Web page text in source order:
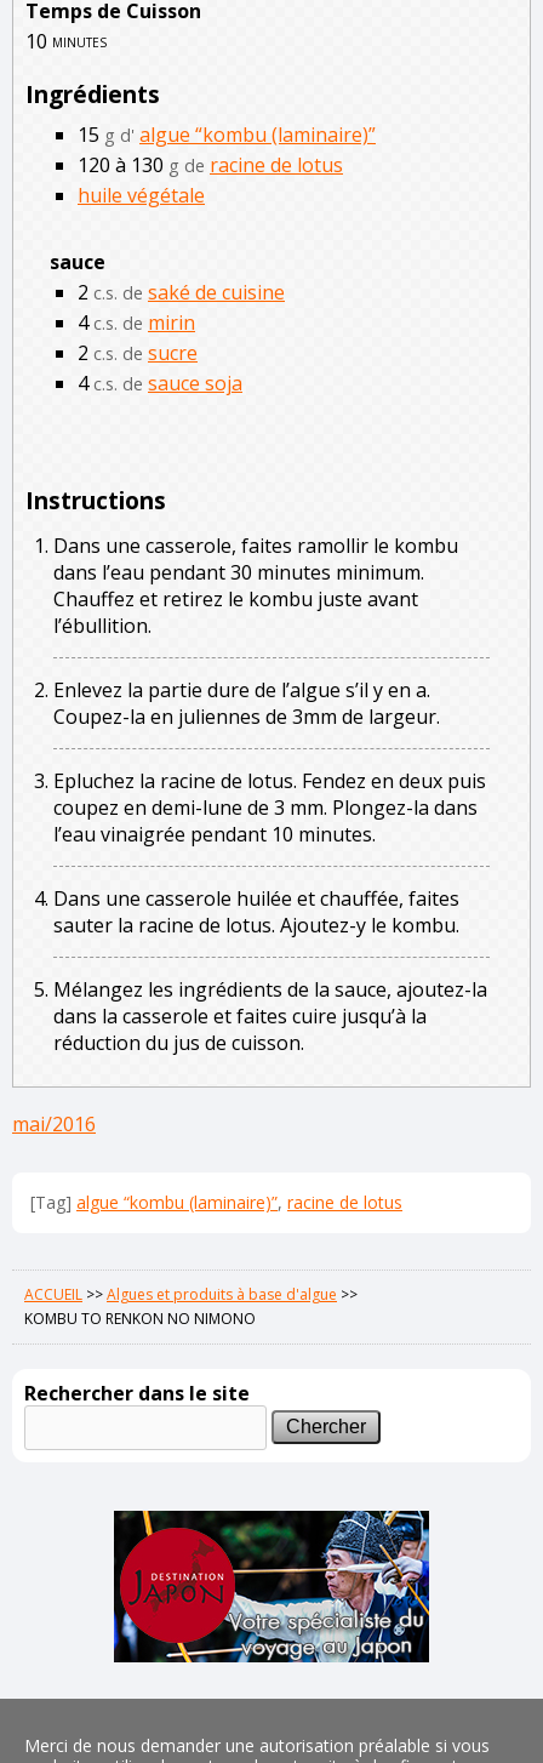
Temps de Cuisson
10 minutes
Ingrédients
15 g d' algue “kombu (laminaire)”
120 à 130 g de racine de lotus
huile végétale
sauce
2 c.s. de saké de cuisine
4 c.s. de mirin
2 c.s. de sucre
4 c.s. de sauce soja
Instructions
Dans une casserole, faites ramollir le kombu
dans l’eau pendant 30 minutes minimum.
Chauffez et retirez le kombu juste avant
l’ébullition.
Enlevez la partie dure de l’algue s’il y en a.
Coupez-la en juliennes de 3mm de largeur.
Epluchez la racine de lotus. Fendez en deux puis
coupez en demi-lune de 3 mm. Plongez-la dans
l’eau vinaigrée pendant 10 minutes.
Dans une casserole huilée et chauffée, faites
sauter la racine de lotus. Ajoutez-y le kombu.
Mélangez les ingrédients de la sauce, ajoutez-la
dans la casserole et faites cuire jusqu’à la
réduction du jus de cuisson.
mai/2016
[Tag] algue “kombu (laminaire)”, racine de lotus
ACCUEIL >>Algues et produits à base d'algue >>
KOMBU TO RENKON NO NIMONO
Rechercher dans le site
Merci de nous demander une autorisation préalable si vous